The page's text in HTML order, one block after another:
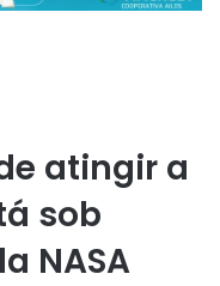
atingir a
sob
NASA